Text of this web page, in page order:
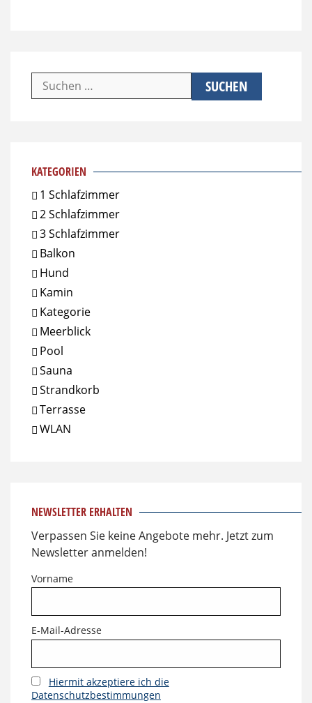
Suchen
nach:
KATEGORIEN
1 Schlafzimmer
2 Schlafzimmer
3 Schlafzimmer
Balkon
Hund
Kamin
Kategorie
Meerblick
Pool
Sauna
Strandkorb
Terrasse
WLAN
NEWSLETTER ERHALTEN
Verpassen Sie keine Angebote mehr. Jetzt zum
Newsletter anmelden!
Vorname
E-Mail-Adresse
Hiermit akzeptiere ich die
Datenschutzbestimmungen